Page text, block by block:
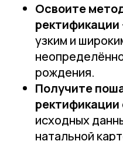
Освоите
ректификации
узким и
рождения.
Получите
ректификации
исходных
натальной